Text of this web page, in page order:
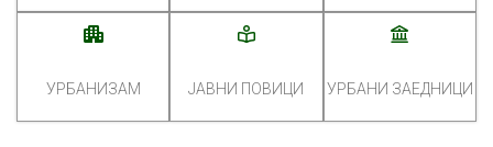
УРБАНИЗАМ ЈАВНИ ПОВИЦИ УРБАНИ ЗАЕДНИЦИ